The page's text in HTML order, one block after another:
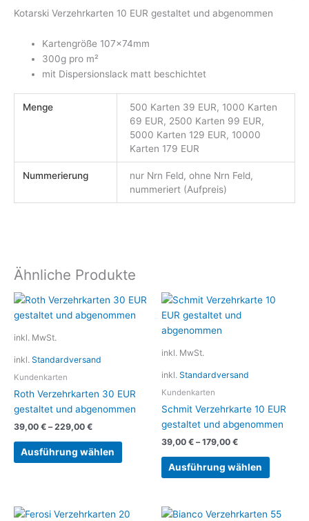
Kotarski Verzehrkarten 10 EUR gestaltet und abgenommen
Kartengröße 107x74mm
300g pro m²
mit Dispersionslack matt beschichtet
Menge
500 Karten 39 EUR, 1000 Karten
69 EUR, 2500 Karten 99 EUR,
5000 Karten 129 EUR, 10000
Karten 179 EUR
Nummerierung
nur Nrn Feld, ohne Nrn Feld,
nummeriert (Aufpreis)
Ähnliche Produkte
inkl. MwSt.
inkl. Standardversand
Kundenkarten
Roth Verzehrkarten 30 EUR
gestaltet und abgenommen
39,00 € –229,00 €
Ausführung wählen
Dieses
Produkt
Die
Optionen
Produktseite
inkl. MwSt.
inkl. Standardversand
Kundenkarten
Schmit Verzehrkarte 10 EUR
gestaltet und abgenommen
39,00 € –179,00 €
Ausführung wählen
Dieses
Optionen
können
gewählt
Dieses
Dieses